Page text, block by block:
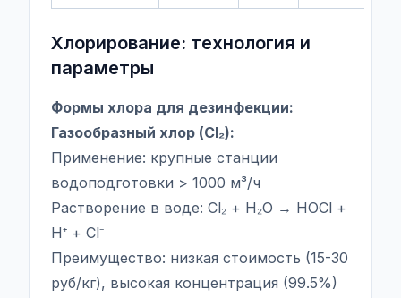
Хлорирование: технология и
параметры
Формы хлора для дезинфекции:
Газообразный хлор (Cl₂):
Применение: крупные станции
водоподготовки > 1000 м³/ч
Растворение в воде: Cl₂ + H₂O → HOCl +
H⁺ + Cl⁻
Преимущество: низкая стоимость (15-30
руб/кг), высокая концентрация (99.5%)